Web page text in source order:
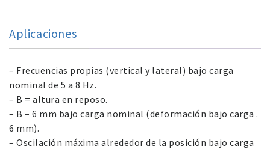
Aplicaciones
– Frecuencias propias (vertical y lateral) bajo carga
nominal de 5 a 8 Hz.
– B = altura en reposo.
– B – 6 mm bajo carga nominal (deformación bajo carga .
6 mm).
– Oscilación máxima alrededor de la posición bajo carga